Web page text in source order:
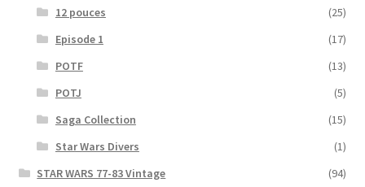
12 pouces
(25)
Episode 1
(17)
POTF
(13)
POTJ
(5)
Saga Collection
(15)
Star Wars Divers
(1)
STAR WARS 77-83 Vintage
(94)